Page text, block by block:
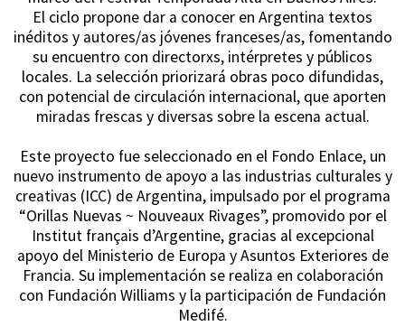
El ciclo propone dar a conocer en Argentina textos
inéditos y autores/as jóvenes franceses/as, fomentando
su encuentro con directorxs, intérpretes y públicos
locales. La selección priorizará obras poco difundidas,
con potencial de circulación internacional, que aporten
miradas frescas y diversas sobre la escena actual.
Este proyecto fue seleccionado en el Fondo Enlace, un
nuevo instrumento de apoyo a las industrias culturales y
creativas (ICC) de Argentina, impulsado por el programa
“Orillas Nuevas ~ Nouveaux Rivages”, promovido por el
Institut français d’Argentine, gracias al excepcional
apoyo del Ministerio de Europa y Asuntos Exteriores de
Francia. Su implementación se realiza en colaboración
con Fundación Williams y la participación de Fundación
Medifé.